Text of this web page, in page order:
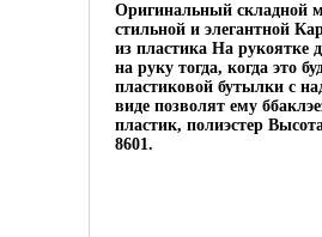
Оригинальный складной
стильной и элегантной
из пластика На рукоятке
на руку тогда, когда это
пластиковой бутылки с
виде позволят ему
пластик, полиэстер
8601.